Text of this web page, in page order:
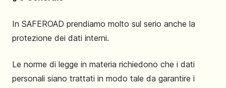
In SAFEROAD prendiamo molto sul serio anche la
protezione dei dati interni.
Le norme di legge in materia richiedono che i dati
personali siano trattati in modo tale da garantire i